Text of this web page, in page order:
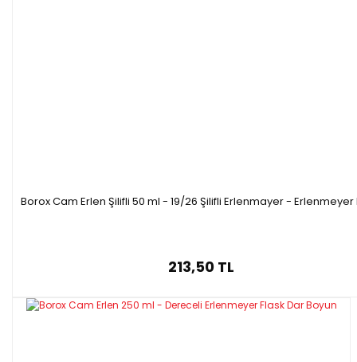
Borox Cam Erlen Şilifli 50 ml - 19/26 Şilifli Erlenmayer - Erlenmeyer
213,50 TL